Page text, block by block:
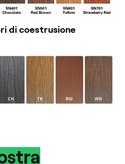
di coestrusione